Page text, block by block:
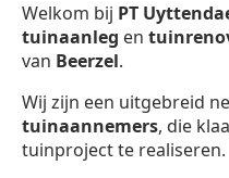
Welkom bij PT
tuinaanleg en
van Beerzel.
Wij zijn een uitgebreid
tuinaannemers, die
tuinproject te realiseren.